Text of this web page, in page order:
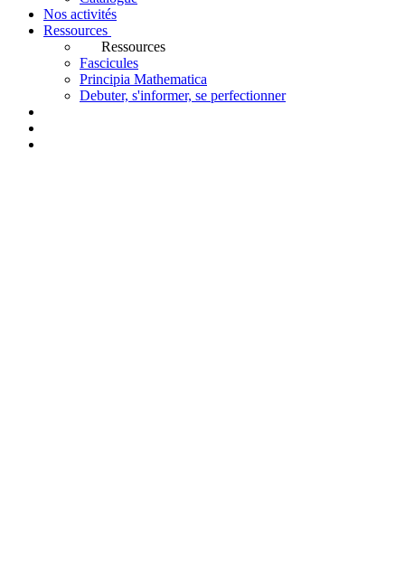
Nos activités
Ressources
Ressources
Fascicules
Principia Mathematica
Debuter, s'informer, se perfectionner